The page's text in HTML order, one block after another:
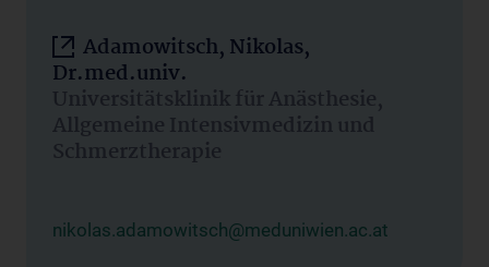
Adamowitsch, Nikolas,
Dr.med.univ.
Universitätsklinik für Anästhesie,
Allgemeine Intensivmedizin und
Schmerztherapie
nikolas.adamowitsch@meduniwien.ac.at